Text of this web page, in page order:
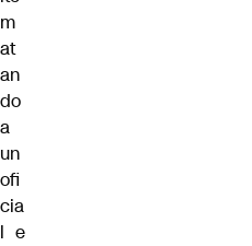
m
at
an
do
a
un
ofi
cia
l e